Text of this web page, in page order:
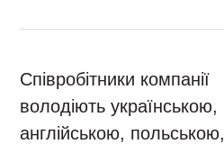
Співробітники компанії
володіють українською,
англійською, польською,